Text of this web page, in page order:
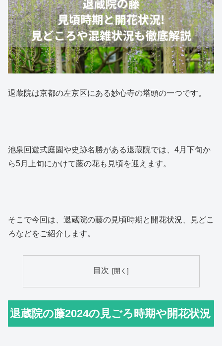
退蔵院は京都の左京区にある妙心寺の塔頭の一つです。
池泉回遊式庭園や史跡名勝がある退蔵院では、4月下旬か
ら5月上旬にかけて藤の花も見頃を迎えます。
そこで今回は、退蔵院の藤の見頃時期と開花状況、見どこ
ろなどをご紹介します。
目次
退蔵院の藤2024の見ごろ時期や開花状況